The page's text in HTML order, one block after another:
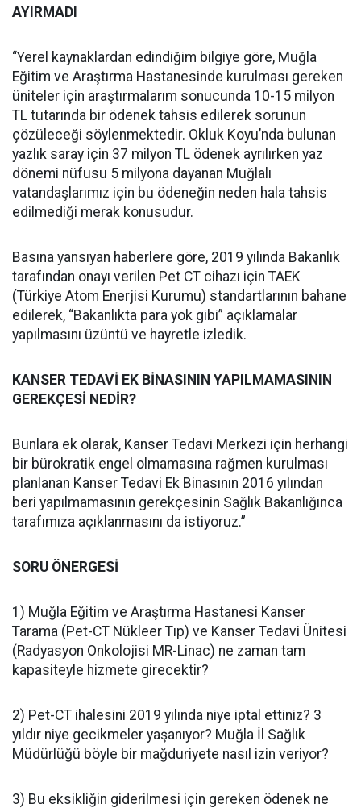
AYIRMADI
“Yerel kaynaklardan edindiğim bilgiye göre, Muğla
Eğitim ve Araştırma Hastanesinde kurulması gereken
üniteler için araştırmalarım sonucunda 10-15 milyon
TL tutarında bir ödenek tahsis edilerek sorunun
çözüleceği söylenmektedir. Okluk Koyu’nda bulunan
yazlık saray için 37 milyon TL ödenek ayrılırken yaz
dönemi nüfusu 5 milyona dayanan Muğlalı
vatandaşlarımız için bu ödeneğin neden hala tahsis
edilmediği merak konusudur.
Basına yansıyan haberlere göre, 2019 yılında Bakanlık
tarafından onayı verilen Pet CT cihazı için TAEK
(Türkiye Atom Enerjisi Kurumu) standartlarının bahane
edilerek, “Bakanlıkta para yok gibi” açıklamalar
yapılmasını üzüntü ve hayretle izledik.
KANSER TEDAVİ EK BİNASININ YAPILMAMASININ
GEREKÇESİ NEDİR?
Bunlara ek olarak, Kanser Tedavi Merkezi için herhangi
bir bürokratik engel olmamasına rağmen kurulması
planlanan Kanser Tedavi Ek Binasının 2016 yılından
beri yapılmamasının gerekçesinin Sağlık Bakanlığınca
tarafımıza açıklanmasını da istiyoruz.”
SORU ÖNERGESİ
1) Muğla Eğitim ve Araştırma Hastanesi Kanser
Tarama (Pet-CT Nükleer Tıp) ve Kanser Tedavi Ünitesi
(Radyasyon Onkolojisi MR-Linac) ne zaman tam
kapasiteyle hizmete girecektir?
2) Pet-CT ihalesini 2019 yılında niye iptal ettiniz? 3
yıldır niye gecikmeler yaşanıyor? Muğla İl Sağlık
Müdürlüğü böyle bir mağduriyete nasıl izin veriyor?
3) Bu eksikliğin giderilmesi için gereken ödenek ne